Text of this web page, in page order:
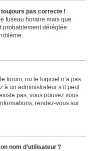
toujours pas correcte !
fuseau horaire mais que
probablement déréglée.
forum, ou le logiciel n’a pas
à un administrateur s’il peut
pas, vous pouvez vous
rendez-vous sur
nom d’utilisateur ?